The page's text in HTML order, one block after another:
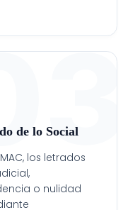
de lo Social
los letrados
o nulidad